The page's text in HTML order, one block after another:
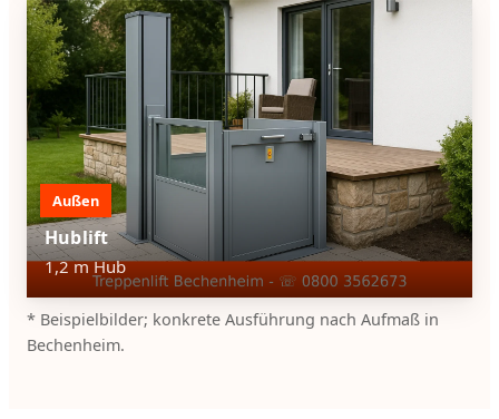
Außen
Hublift
1,2 m Hub
* Beispielbilder; konkrete Ausführung nach Aufmaß in
Bechenheim.